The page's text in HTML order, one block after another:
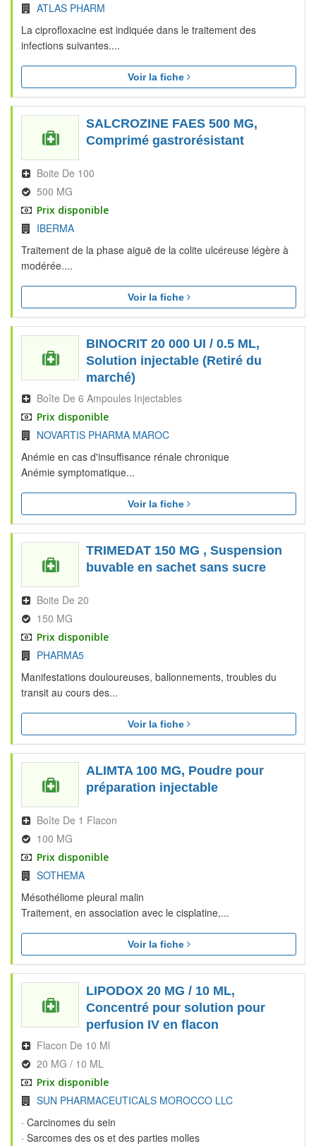
ATLAS PHARM
La ciprofloxacine est indiquée dans le traitement des
infections suivantes....
Voir la fiche
SALCROZINE FAES 500 MG,
Comprimé gastrorésistant
Boite De 100
500 MG
Prix disponible
IBERMA
Traitement de la phase aiguë de la colite ulcéreuse légère à
modérée....
Voir la fiche
BINOCRIT 20 000 UI / 0.5 ML,
Solution injectable (Retiré du
marché)
Boîte De 6 Ampoules Injectables
Prix disponible
NOVARTIS PHARMA MAROC
Anémie en cas d'insuffisance rénale chronique
Anémie symptomatique...
Voir la fiche
TRIMEDAT 150 MG , Suspension
buvable en sachet sans sucre
Boite De 20
150 MG
Prix disponible
PHARMA5
Manifestations douloureuses, ballonnements, troubles du
transit au cours des...
Voir la fiche
ALIMTA 100 MG, Poudre pour
préparation injectable
Boîte De 1 Flacon
100 MG
Prix disponible
SOTHEMA
Mésothéliome pleural malin
Traitement, en association avec le cisplatine,...
Voir la fiche
LIPODOX 20 MG / 10 ML,
Concentré pour solution pour
perfusion IV en flacon
Flacon De 10 Ml
20 MG / 10 ML
Prix disponible
SUN PHARMACEUTICALS MOROCCO LLC
· Carcinomes du sein
· Sarcomes des os et des parties molles